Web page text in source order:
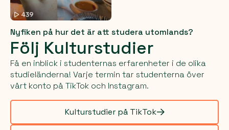
Nyfiken på hur det är att studera utomlands?
Följ Kulturstudier
Få en inblick i studenternas erfarenheter i de olika
studieländerna! Varje termin tar studenterna över
vårt konto på TikTok och Instagram.
Kulturstudier på TikTok